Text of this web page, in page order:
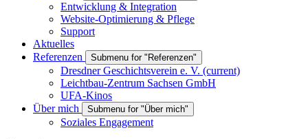
Entwicklung & Integration
Website-Optimierung & Pflege
Support
Aktuelles
Referenzen
Submenu for "Referenzen"
Dresdner Geschichtsverein e. V. (current)
Leichtbau-Zentrum Sachsen GmbH
UFA-Kinos
Über mich
Submenu for "Über mich"
Soziales Engagement